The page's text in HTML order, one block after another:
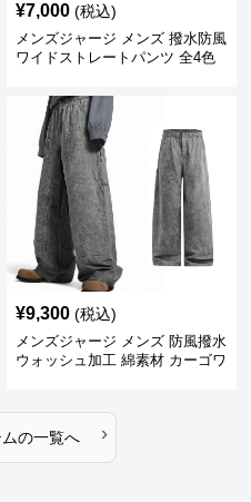
¥7,000 (税込)
メンズジャージ メンズ 撥水防風
ワイドストレートパンツ 全4色
¥9,300 (税込)
メンズジャージ メンズ 防風撥水
ウォッシュ加工 綿素材 カーゴワ
の一覧へ ›